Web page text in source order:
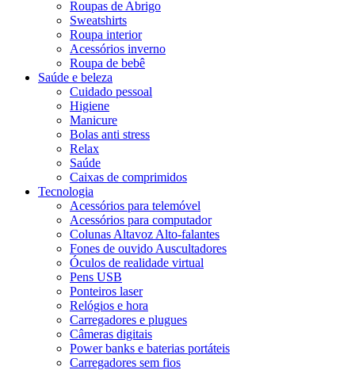
Roupas de Abrigo
Sweatshirts
Roupa interior
Acessórios inverno
Roupa de bebê
Saúde e beleza
Cuidado pessoal
Higiene
Manicure
Bolas anti stress
Relax
Saúde
Caixas de comprimidos
Tecnologia
Acessórios para telemóvel
Acessórios para computador
Colunas Altavoz Alto-falantes
Fones de ouvido Auscultadores
Óculos de realidade virtual
Pens USB
Ponteiros laser
Relógios e hora
Carregadores e plugues
Câmeras digitais
Power banks e baterias portáteis
Carregadores sem fios